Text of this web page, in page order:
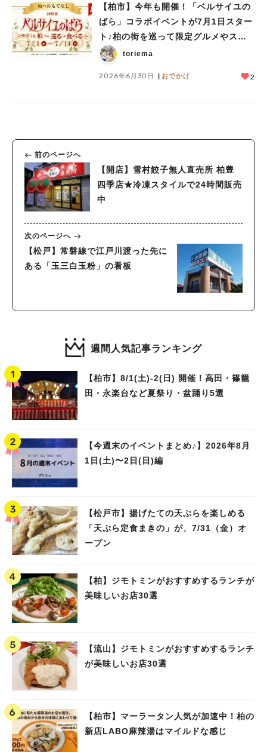
【柏市】今年も開催！「ベルサイユの
ばら」コラボイベントが7月1日スター
ト♪柏の街を巡って限定グルメやスイ
ーツを楽しもう
toriema
2026年6月30日 おでかけ 2
前のページへ
【開店】雪村餃子無人直売所 柏豊
四季店★冷凍スタイルで24時間販売
中
次のページへ
【松戸】常磐線で江戸川渡った先に
ある「玉三白玉粉」の看板
週間人気記事ランキング
【柏市】8/1(土)‐2(日) 開催！高田・篠籠
田・永楽台など夏祭り・盆踊り5選
【今週末のイベントまとめ♪】2026年8月
1日(土)〜2日(日)編
【松戸市】揚げたての天ぷらを楽しめる
「天ぷら定食まきの」が、7/31（金）オ
ープン
【柏】ジモトミンがおすすめするランチが
美味しいお店30選
【流山】ジモトミンがおすすめするランチ
が美味しいお店30選
【柏市】マーラータン人気が加速中！柏の
新店LABO麻辣湯はマイルドな感じ